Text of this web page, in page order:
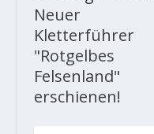
Neuer
Kletterführer
"Rotgelbes
Felsenland"
erschienen!